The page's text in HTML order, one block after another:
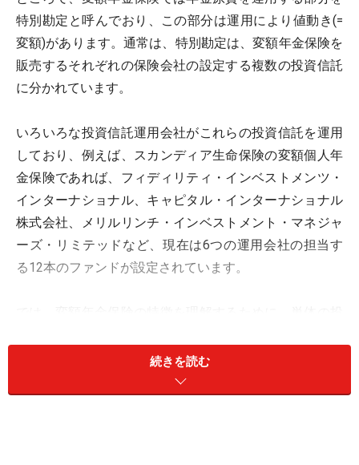
特別勘定と呼んでおり、この部分は運用により値動き(=
変額)があります。通常は、特別勘定は、変額年金保険を
販売するそれぞれの保険会社の設定する複数の投資信託
に分かれています。
いろいろな投資信託運用会社がこれらの投資信託を運用
しており、例えば、スカンディア生命保険の変額個人年
金保険であれば、フィディリティ・インベストメンツ・
インターナショナル、キャピタル・インターナショナル
株式会社、メリルリンチ・インベストメント・マネジャ
ーズ・リミテッドなど、現在は6つの運用会社の担当す
る12本のファンドが設定されています。
のメリットは、なんと言っても税金面での優遇措置があ
続きを読む